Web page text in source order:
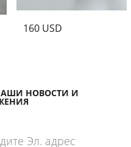
160 USD
НОВОСТИ И